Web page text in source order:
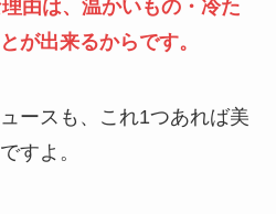
由は、温かいもの・冷た
が出来るからです。
ースも、これ1つあれば美
すよ。